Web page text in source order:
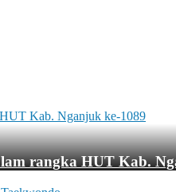
rangka HUT Kab.